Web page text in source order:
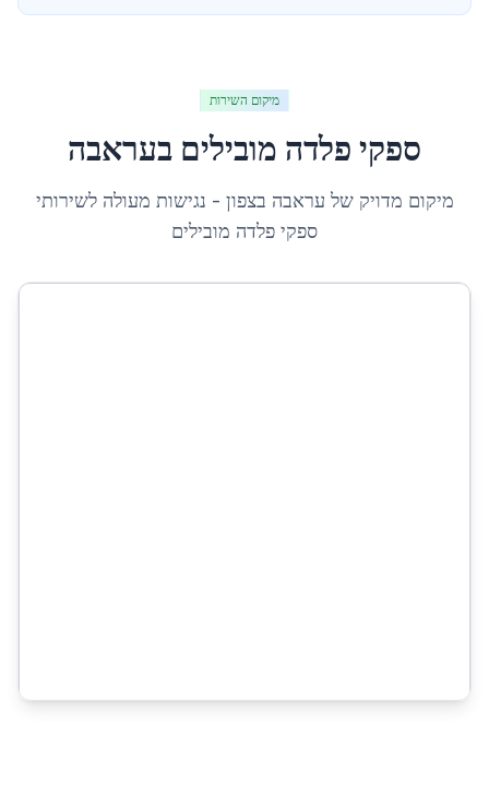
מיקום השירות
ספקי פלדה מובילים בעראבה
מיקום מדויק של עראבה בצפון - נגישות מעולה לשירותי
ספקי פלדה מובילים